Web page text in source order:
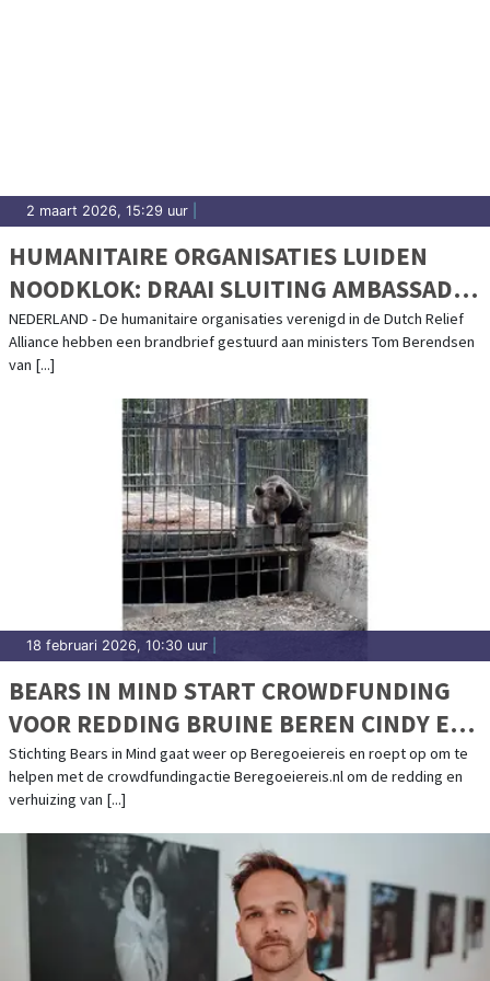
2 maart 2026, 15:29 uur
HUMANITAIRE ORGANISATIES LUIDEN
NOODKLOK: DRAAI SLUITING AMBASSADE
ZUID-SOEDAN TERUG
NEDERLAND - De humanitaire organisaties verenigd in de Dutch Relief
Alliance hebben een brandbrief gestuurd aan ministers Tom Berendsen
van [...]
18 februari 2026, 10:30 uur
BEARS IN MIND START CROWDFUNDING
VOOR REDDING BRUINE BEREN CINDY EN
FELIPE UIT AZERBEIDZJAN
Stichting Bears in Mind gaat weer op Beregoeiereis en roept op om te
helpen met de crowdfundingactie Beregoeiereis.nl om de redding en
verhuizing van [...]